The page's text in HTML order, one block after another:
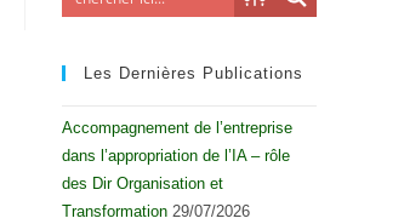
Les Dernières Publications
Accompagnement de l’entreprise
dans l’appropriation de l’IA – rôle
des Dir Organisation et
Transformation 29/07/2026